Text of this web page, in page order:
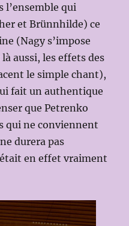
l’ensemble qui
et Brünnhilde) ce
(Nagy s’impose
aussi, les effets des
le simple chant),
fait un authentique
que Petrenko
qui ne conviennent
durera pas
en effet vraiment